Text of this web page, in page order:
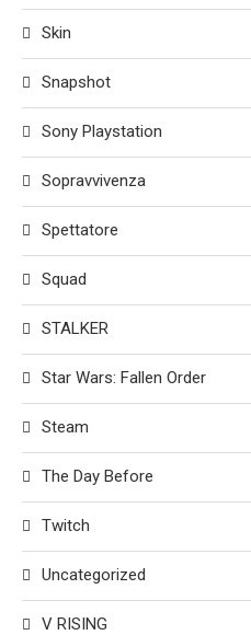
Skin
Snapshot
Sony Playstation
Sopravvivenza
Spettatore
Squad
STALKER
Star Wars: Fallen Order
Steam
The Day Before
Twitch
Uncategorized
V RISING